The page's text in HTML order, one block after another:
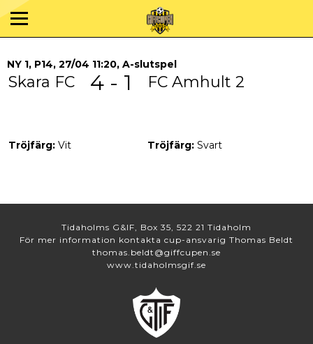
NY 1, P14, 27/04 11:20, A-slutspel
Skara FC 4 - 1 FC Amhult 2
Tröjfärg: Vit Tröjfärg: Svart
Tidaholms G&IF, Box 35, 522 21 Tidaholm
För mer information kontakta cup-ansvarig Thomas Beldt
thomas.beldt@giffcupen.se
www.tidaholmsgif.se